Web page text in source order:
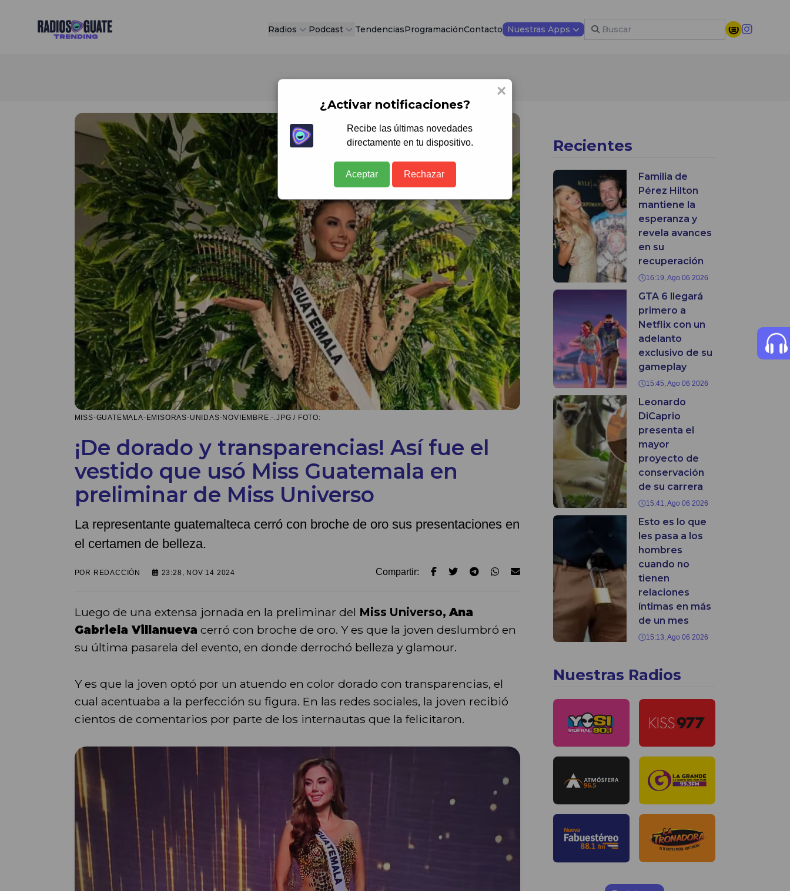
Radios Guate Radios Podcast TendenciasProgramaciónContacto Nuestras Apps
MISS-GUATEMALA-EMISORAS-UNIDAS-NOVIEMBRE.-.JPG / FOTO:
¡De dorado y transparencias! Así fue el
vestido que usó Miss Guatemala en
preliminar de Miss Universo
La representante guatemalteca cerró con broche de oro sus presentaciones en
el certamen de belleza.
POR REDACCIÓN 23:28, NOV 14 2024 Compartir:
Luego de una extensa jornada en la preliminar del Miss Universo, Ana
Gabriela Villanueva cerró con broche de oro. Y es que la joven deslumbró en
su última pasarela del evento, en donde derrochó belleza y glamour.
Y es que la joven optó por un atuendo en color dorado con transparencias, el
cual acentuaba a la perfección su figura. En las redes sociales, la joven recibió
cientos de comentarios por parte de los internautas que la felicitaron.
Recientes
Familia de
Pérez Hilton
mantiene la
esperanza y
revela avances
en su
recuperación
16:19, Ago 06 2026
GTA 6 llegará
primero a
Netflix con un
adelanto
exclusivo de su
gameplay
15:45, Ago 06 2026
Leonardo
DiCaprio
presenta el
mayor
proyecto de
conservación
de su carrera
15:41, Ago 06 2026
Esto es lo que
les pasa a los
hombres
cuando no
tienen
relaciones
íntimas en más
de un mes
15:13, Ago 06 2026
Nuestras Radios
×
¿Activar notificaciones?
Recibe las últimas novedades
directamente en tu dispositivo.
Aceptar Rechazar